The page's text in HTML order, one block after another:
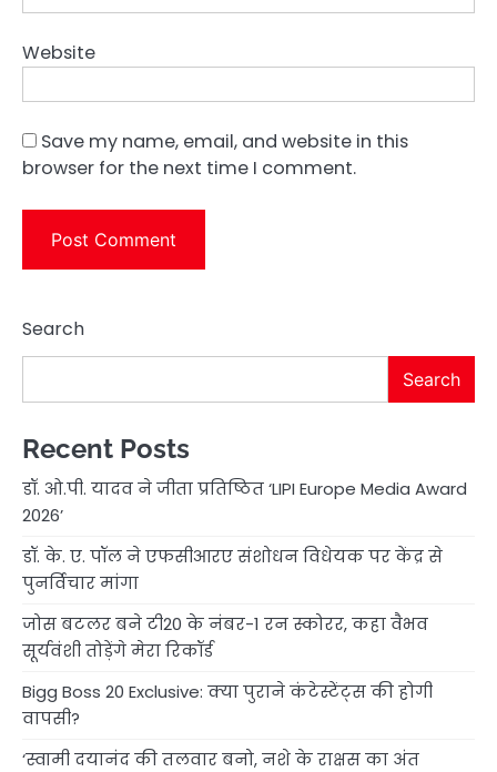
Website
Save my name, email, and website in this
browser for the next time I comment.
Search
Search
Recent Posts
डॉ. ओ.पी. यादव ने जीता प्रतिष्ठित ‘LIPI Europe Media Award
2026’
डॉ. के. ए. पॉल ने एफसीआरए संशोधन विधेयक पर केंद्र से
पुनर्विचार मांगा
जोस बटलर बने टी20 के नंबर-1 रन स्कोरर, कहा वैभव
सूर्यवंशी तोड़ेंगे मेरा रिकॉर्ड
Bigg Boss 20 Exclusive: क्या पुराने कंटेस्टेंट्स की होगी
वापसी?
‘स्वामी दयानंद की तलवार बनो, नशे के राक्षस का अंत